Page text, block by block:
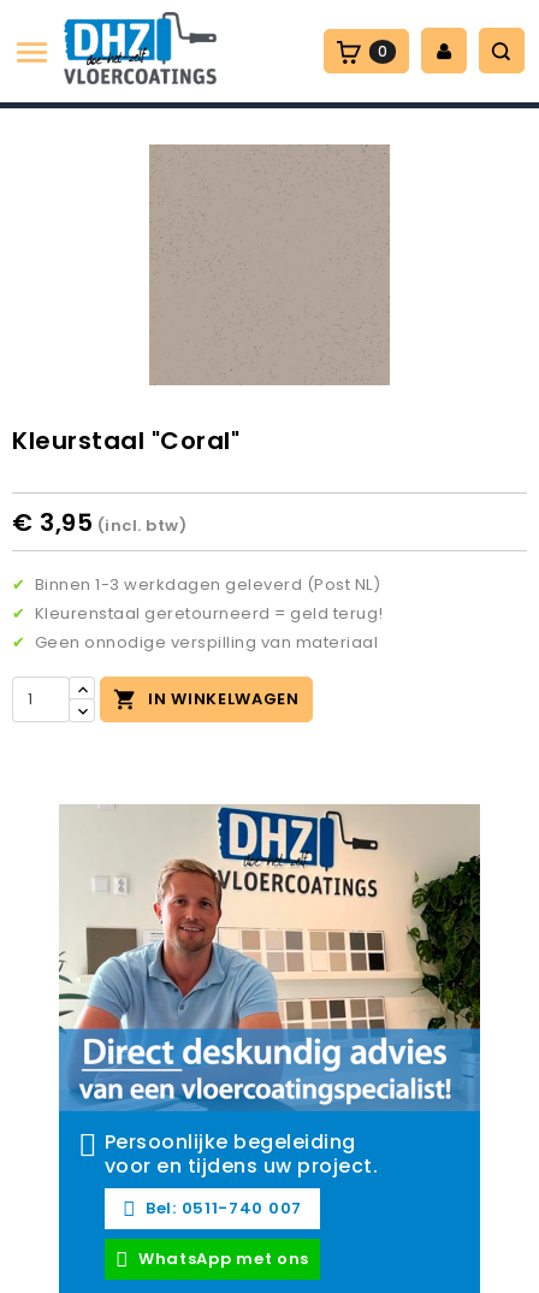
 0
Kleurstaal "Coral"
€ 3,95 (incl. btw)
✔ Binnen 1-3 werkdagen geleverd (Post NL)
✔ Kleurenstaal geretourneerd = geld terug!
✔ Geen onnodige verspilling van materiaal
 IN WINKELWAGEN
Persoonlijke begeleiding
voor en tijdens uw project.
Bel: 0511-740 007
WhatsApp met ons